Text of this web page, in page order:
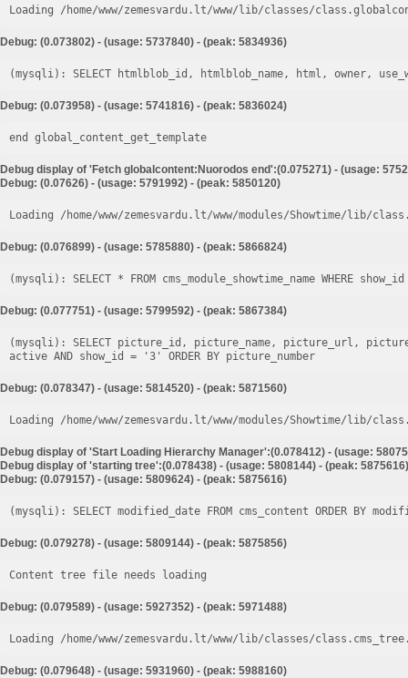
Loading /home/www/zemesvardu.lt/www/lib/classes/
Debug: (0.073802) - (usage: 5737840) - (peak: 5834936)
Debug: (0.073958) - (usage: 5741816) - (peak: 5836024)
end global_content_get_template
Debug display of 'Fetch globalcontent:Nuorodos end':(0.075271) - (usage:
Debug: (0.07626) - (usage: 5791992) - (peak: 5850120)
Loading /home/www/zemesvardu.lt/www/modules/Showtime/lib/
Debug: (0.076899) - (usage: 5785880) - (peak: 5866824)
Debug: (0.077751) - (usage: 5799592) - (peak: 5867384)
(mysqli): SELECT picture_id, picture_name, picture_url,
Debug: (0.078347) - (usage: 5814520) - (peak: 5871560)
Loading /home/www/zemesvardu.lt/www/modules/Showtime/lib/
Debug display of 'Start Loading Hierarchy Manager':(0.078412) - (usage:
Debug display of 'starting tree':(0.078438) - (usage: 5808144) - (peak: 5875616)
Debug: (0.079157) - (usage: 5809624) - (peak: 5875616)
Debug: (0.079278) - (usage: 5809144) - (peak: 5875856)
Content tree file needs loading
Debug: (0.079589) - (usage: 5927352) - (peak: 5971488)
Loading /home/www/zemesvardu.lt/www/lib/classes/
Debug: (0.079648) - (usage: 5931960) - (peak: 5988160)